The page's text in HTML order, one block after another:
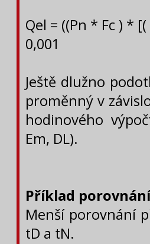
Qel = ((Pn * Fc ) *
0,001
Ještě dlužno
proměnný v
hodinového
Em, DL).
Příklad
Menší porovnání
tD a tN.